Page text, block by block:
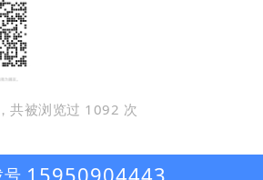
共被浏览过 1092 次
15950904443